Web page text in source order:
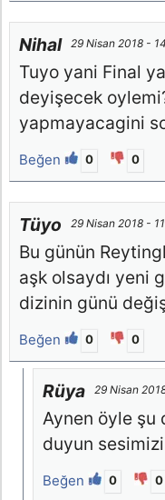
Nihal 29 Nisan 2018 -
Tuyo yani Final
deyişecek
yapmayacagini
Beğen 0 0
Tüyo 29 Nisan 2018 -
Bu günün
aşk olsaydı yeni
dizinin günü
Beğen 0 0
Rüya 29 Nisan
Aynen öyle şu
duyun
Beğen 0 0